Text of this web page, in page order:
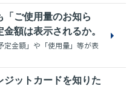
「ご使用量のお知ら
額は表示されるか。
定金額」や「使用量」等が表
ジットカードを知りた